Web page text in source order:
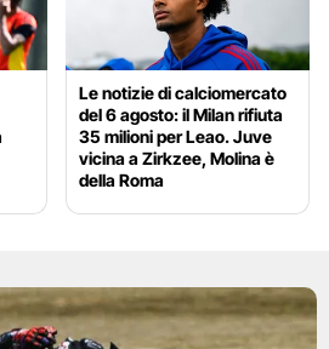
Le notizie di calciomercato
del 6 agosto: il Milan rifiuta
35 milioni per Leao. Juve
vicina a Zirkzee, Molina è
della Roma